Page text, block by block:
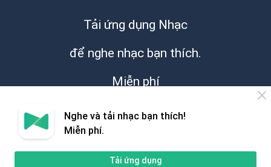
Tải ứng dụng Nhạc
để nghe nhạc bạn thích.
Miễn phí
Hỗ trợ
Nghe và tải nhạc bạn thích!
Miễn phí.
Tải ứng dụng